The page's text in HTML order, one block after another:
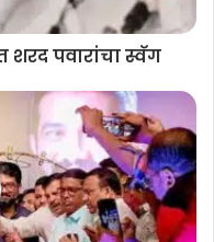
पवारांचा स्वॅग